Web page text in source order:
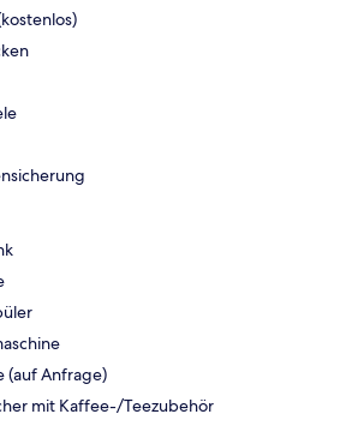
(auf Anfrage)
mit Kaffee-/Teezubehör